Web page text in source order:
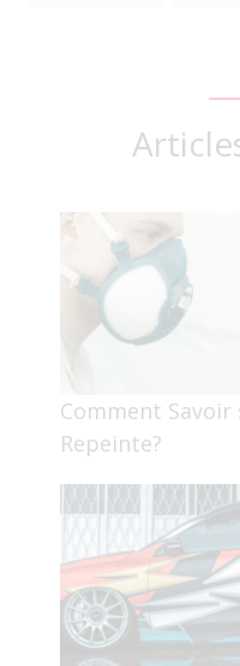
Comment
Repeinte?